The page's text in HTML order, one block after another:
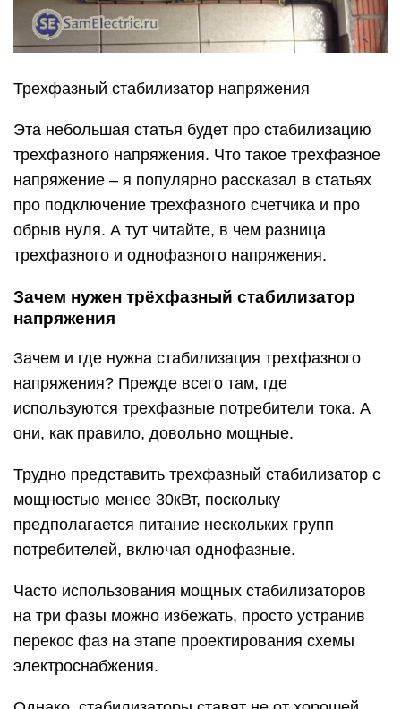
Трехфазный стабилизатор напряжения
Эта небольшая статья будет про стабилизацию
трехфазного напряжения. Что такое трехфазное
напряжение – я популярно рассказал в статьях
про подключение трехфазного счетчика и про
обрыв нуля. А тут читайте, в чем разница
трехфазного и однофазного напряжения.
Зачем нужен трёхфазный стабилизатор
напряжения
Зачем и где нужна стабилизация трехфазного
напряжения? Прежде всего там, где
используются трехфазные потребители тока. А
они, как правило, довольно мощные.
Трудно представить трехфазный стабилизатор с
мощностью менее 30кВт, поскольку
предполагается питание нескольких групп
потребителей, включая однофазные.
Часто использования мощных стабилизаторов
на три фазы можно избежать, просто устранив
перекос фаз на этапе проектирования схемы
электроснабжения.